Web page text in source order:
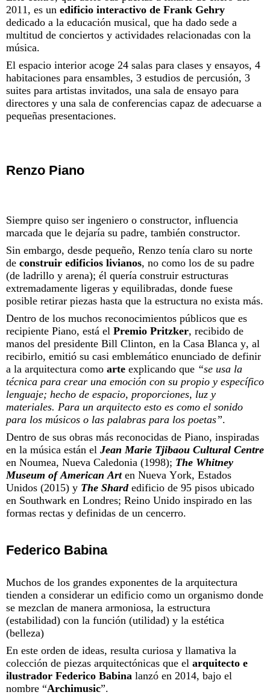
2011, es un edificio interactivo de Frank Gehry
dedicado a la educación musical, que ha dado sede a
multitud de conciertos y actividades relacionadas con la
música.
El espacio interior acoge 24 salas para clases y ensayos, 4
habitaciones para ensambles, 3 estudios de percusión, 3
suites para artistas invitados, una sala de ensayo para
directores y una sala de conferencias capaz de adecuarse a
pequeñas presentaciones.
Renzo Piano
Siempre quiso ser ingeniero o constructor, influencia
marcada que le dejaría su padre, también constructor.
Sin embargo, desde pequeño, Renzo tenía claro su norte
de construir edificios livianos, no como los de su padre
(de ladrillo y arena); él quería construir estructuras
extremadamente ligeras y equilibradas, donde fuese
posible retirar piezas hasta que la estructura no exista más.
Dentro de los muchos reconocimientos públicos que es
recipiente Piano, está el Premio Pritzker, recibido de
manos del presidente Bill Clinton, en la Casa Blanca y, al
recibirlo, emitió su casi emblemático enunciado de definir
a la arquitectura como arte explicando que “se usa la
técnica para crear una emoción con su propio y específico
lenguaje; hecho de espacio, proporciones, luz y
materiales. Para un arquitecto esto es como el sonido
para los músicos o las palabras para los poetas”.
Dentro de sus obras más reconocidas de Piano, inspiradas
en la música están el Jean Marie Tjibaou Cultural Centre
en Noumea, Nueva Caledonia (1998); The Whitney
Museum of American Arten Nueva York, Estados
Unidos (2015) y The Shardedificio de 95 pisos ubicado
en Southwark en Londres; Reino Unido inspirado en las
formas rectas y definidas de un cencerro.
Federico Babina
Muchos de los grandes exponentes de la arquitectura
tienden a considerar un edificio como un organismo donde
se mezclan de manera armoniosa, la estructura
(estabilidad) con la función (utilidad) y la estética
(belleza)
En este orden de ideas, resulta curiosa y llamativa la
colección de piezas arquitectónicas que el arquitecto e
ilustrador Federico Babina lanzó en 2014, bajo el
nombre “Archimusic”.